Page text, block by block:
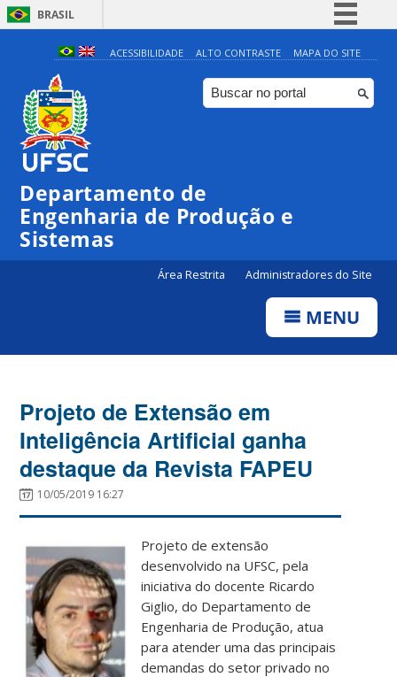
BRASIL
Simplifique!
Comunica BR
Participe
ACESSIBILIDADE ALTO CONTRASTE MAPA DO SITE
Departamento de
Engenharia de Produção e
Sistemas
Área Restrita Administradores do Site
MENU
Projeto de Extensão em
Inteligência Artificial ganha
destaque da Revista FAPEU
10/05/2019 16:27
Projeto de extensão
desenvolvido na UFSC, pela
iniciativa do docente Ricardo
Giglio, do Departamento de
Engenharia de Produção, atua
para atender uma das principais
demandas do setor privado no